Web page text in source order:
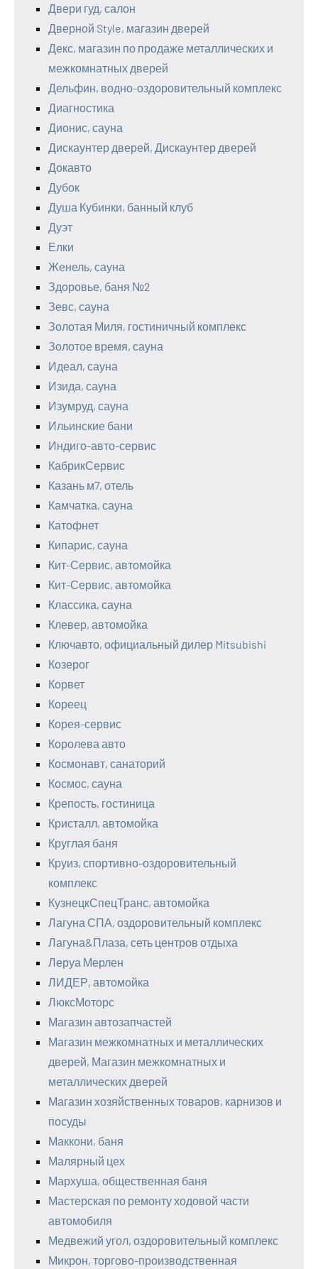
Двери гуд, салон
Дверной Style, магазин дверей
Декс, магазин по продаже металлических и
межкомнатных дверей
Дельфин, водно-оздоровительный комплекс
Диагностика
Дионис, сауна
Дискаунтер дверей, Дискаунтер дверей
Докавто
Дубок
Душа Кубинки, банный клуб
Дуэт
Елки
Женель, сауна
Здоровье, баня №2
Зевс, сауна
Золотая Миля, гостиничный комплекс
Золотое время, сауна
Идеал, сауна
Изида, сауна
Изумруд, сауна
Ильинские бани
Индиго-авто-сервис
КабрикСервис
Казань м7, отель
Камчатка, сауна
Катофнет
Кипарис, сауна
Кит-Сервис, автомойка
Кит-Сервис, автомойка
Классика, сауна
Клевер, автомойка
Ключавто, официальный дилер Mitsubishi
Козерог
Корвет
Кореец
Корея-сервис
Королева авто
Космонавт, санаторий
Космос, сауна
Крепость, гостиница
Кристалл, автомойка
Круглая баня
Круиз, спортивно-оздоровительный
комплекс
КузнецкСпецТранс, автомойка
Лагуна СПА, оздоровительный комплекс
Лагуна&Плаза, сеть центров отдыха
Леруа Мерлен
ЛИДЕР, автомойка
ЛюксМоторс
Магазин автозапчастей
Магазин межкомнатных и металлических
дверей, Магазин межкомнатных и
металлических дверей
Магазин хозяйственных товаров, карнизов и
посуды
Маккони, баня
Малярный цех
Мархуша, общественная баня
Мастерская по ремонту ходовой части
автомобиля
Медвежий угол, оздоровительный комплекс
Микрон, торгово-производственная